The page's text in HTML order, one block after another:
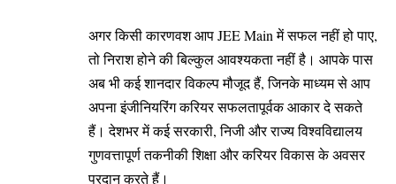
अगर किसी कारणवश आप JEE Main में सफल नहीं हो पाए,
तो निराश होने की बिल्कुल आवश्यकता नहीं है। आपके पास
अब भी कई शानदार विकल्प मौजूद हैं, जिनके माध्यम से आप
अपना इंजीनियरिंग करियर सफलतापूर्वक आकार दे सकते
हैं। देशभर में कई सरकारी, निजी और राज्य विश्वविद्यालय
गुणवत्तापूर्ण तकनीकी शिक्षा और करियर विकास के अवसर
प्रदान करते हैं।